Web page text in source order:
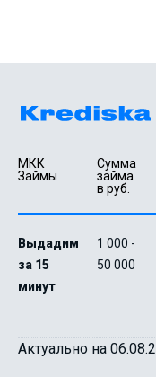
МКК
Займы
Сумма
займа
в руб.
Выдадим
за 15
минут
1 000 -
50 000
Актуально на